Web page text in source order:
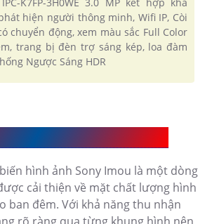
hiện người thông minh, Wifi IP, Còi
chuyển động, xem màu sắc Full Color
trang bị đèn trợ sáng kép, loa đàm
Ngược Sáng HDR
hình ảnh Sony Imou là một dòng
cải thiện về mặt chất lượng hình
ban đêm. Với khả năng thu nhận